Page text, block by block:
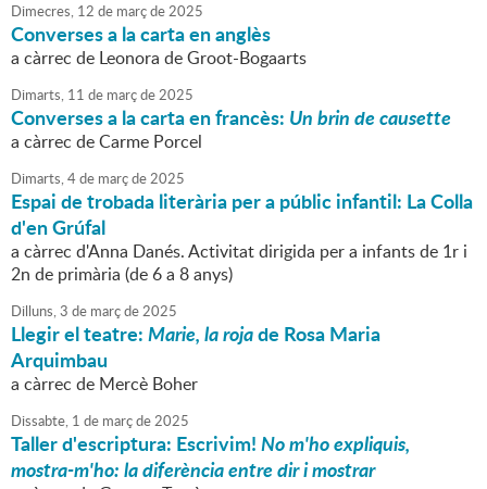
Dimecres, 12 de marçde2025
Converses a la carta en anglès
a càrrec de Leonora de Groot-Bogaarts
Dimarts, 11 de marçde2025
Converses a la carta en francès: Un brin de causette
a càrrec de Carme Porcel
Dimarts,4de marçde2025
Espai de trobada literària per a públic infantil: La Colla
d'en Grúfal
a càrrec d'Anna Danés. Activitat dirigida per a infants de 1r i
2n de primària (de 6 a 8 anys)
Dilluns,3 de marçde2025
Llegir el teatre:Marie, la rojade Rosa Maria
Arquimbau
a càrrec de Mercè Boher
Dissabte, 1 de marçde2025
Taller d'escriptura: Escrivim!No m'ho expliquis,
mostra-m'ho: la diferència entre dir i mostrar